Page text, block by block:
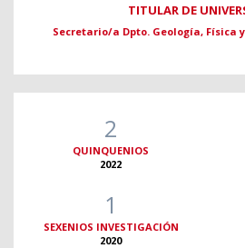
TITULAR DE
Secretario/a Dpto. Geología, Física
2
QUINQUENIOS
2022
1
SEXENIOS INVESTIGACIÓN
2020